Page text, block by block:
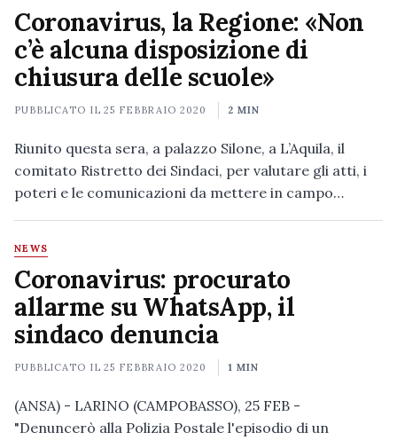
Coronavirus, la Regione: «Non
c’è alcuna disposizione di
chiusura delle scuole»
PUBBLICATO IL25 FEBBRAIO 2020 2 MIN
Riunito questa sera, a palazzo Silone, a L’Aquila, il
comitato Ristretto dei Sindaci, per valutare gli atti, i
poteri e le comunicazioni da mettere in campo…
NEWS
Coronavirus: procurato
allarme su WhatsApp, il
sindaco denuncia
PUBBLICATO IL25 FEBBRAIO 2020 1 MIN
(ANSA) - LARINO (CAMPOBASSO), 25 FEB -
"Denuncerò alla Polizia Postale l'episodio di un